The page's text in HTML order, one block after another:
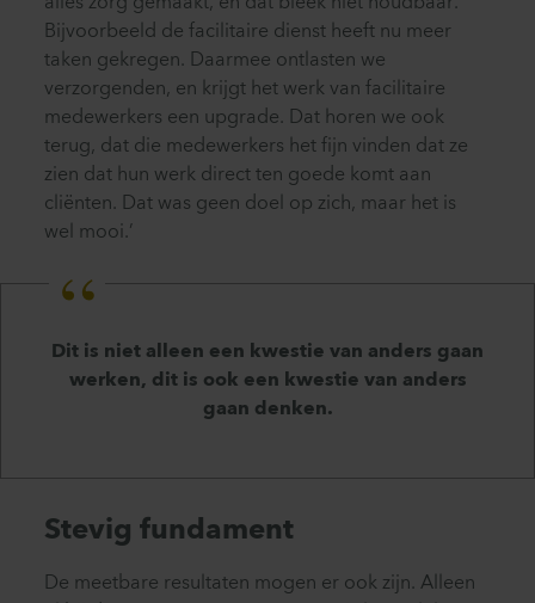
Bijvoorbeeld de facilitaire dienst heeft nu meer
taken gekregen. Daarmee ontlasten we
verzorgenden, en krijgt het werk van facilitaire
medewerkers een upgrade. Dat horen we ook
terug, dat die medewerkers het fijn vinden dat ze
zien dat hun werk direct ten goede komt aan
cliënten. Dat was geen doel op zich, maar het is
wel mooi.’
Dit is niet alleen een kwestie van anders gaan
werken, dit is ook een kwestie van anders
gaan denken.
Stevig fundament
De meetbare resultaten mogen er ook zijn. Alleen